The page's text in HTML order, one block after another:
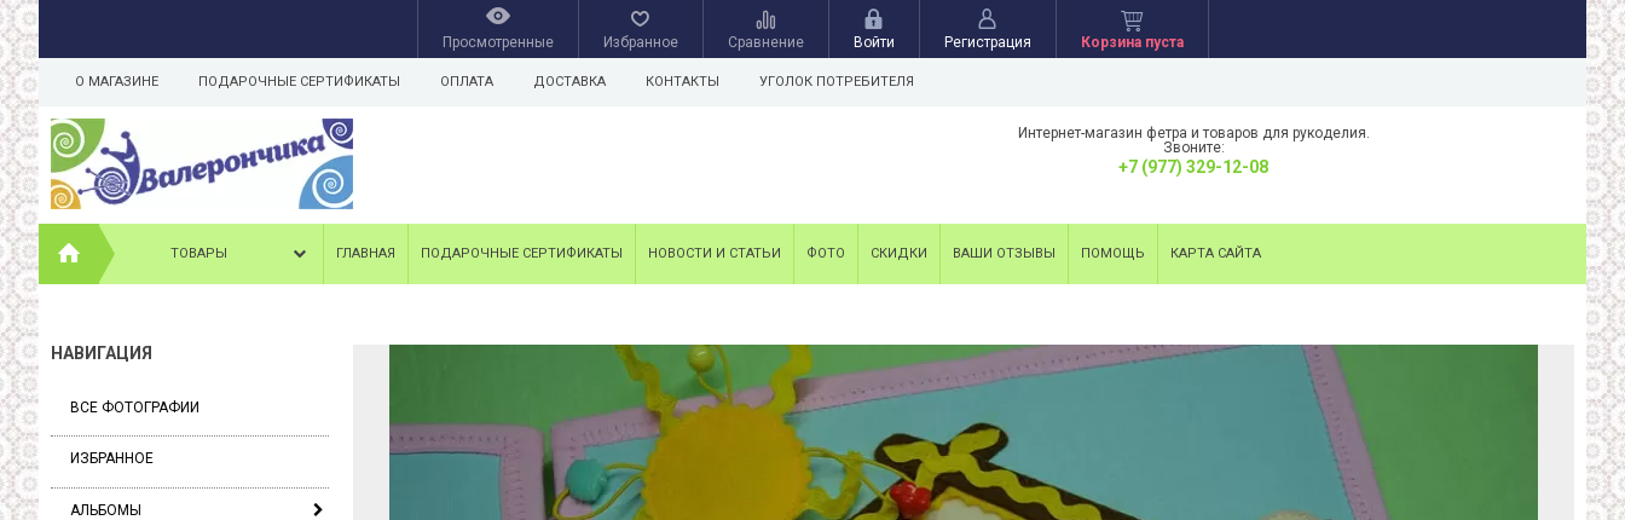
Просмотренные Избранное Сравнение Войти Регистрация Корзина пуста
О МАГАЗИНЕ ПОДАРОЧНЫЕ СЕРТИФИКАТЫ ОПЛАТА ДОСТАВКА КОНТАКТЫ УГОЛОК ПОТРЕБИТЕЛЯ
Интернет-магазин фетра и товаров для рукоделия.
Звоните:
+7 (977) 329-12-08
ТОВАРЫ ГЛАВНАЯ ПОДАРОЧНЫЕ СЕРТИФИКАТЫ НОВОСТИ И СТАТЬИ ФОТО СКИДКИ ВАШИ ОТЗЫВЫ ПОМОЩЬ КАРТА САЙТА
НАВИГАЦИЯ
ВСЕ ФОТОГРАФИИ
ИЗБРАННОЕ
АЛЬБОМЫ